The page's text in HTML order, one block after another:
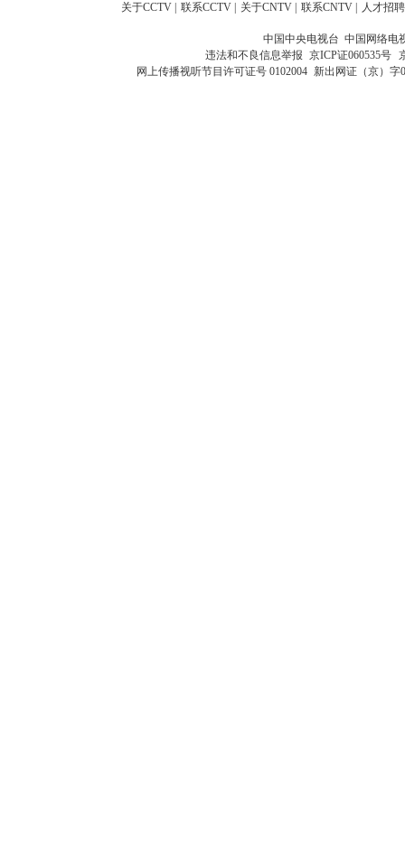
关于CCTV 联系CCTV 关于CNTV 联系CNTV 人才招聘
中国中央电视台 中国网络电
违法和不良信息举报 京ICP证060535号
网上传播视听节目许可证号 0102004 新出网证（京）